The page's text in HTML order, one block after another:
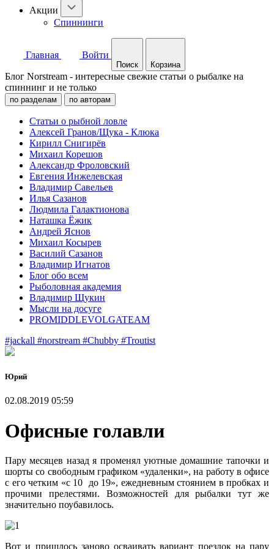
Акции
Спиннинги
Главная Войти
Поиск Корзина
Блог Norstream - интересные свежие статьи о рыбалке на
спиннинг и не только
по разделам по авторам
Статьи о рыбной ловле
Алексей Гранов/Щука - Клюка
Кирилл Снигирёв
Михаил Корешов
Александр Фроловский
Евгения Инжелевская
Владимир Савельев
Илья Сазанов
Людмила Галактионова
Наташка Ёжик
Андрей Яснов
Михаил Косырев
Василий Сазанов
Владимир Игнатов
Блог обо всем
Рыболовная академия
Владимир Щукин
Мысли на досуге
PROMIDDLEVOLGATEAM
#jackall #norstream #Chubby #Troutist
Юрий
02.08.2019 05:59
Офисные голавли
Пару месяцев назад я променял уютные домашние тапочки и
шорты со свободным графиком «удаленки», на работу в офисе
с его четким «с 10 до 19», ежедневным стоянием в пробках и
прочими прелестями. Возможностей для рыбалки тут же
значительно поубавилось.
Вот и пришлось заново осваивать вариант поездок на пару